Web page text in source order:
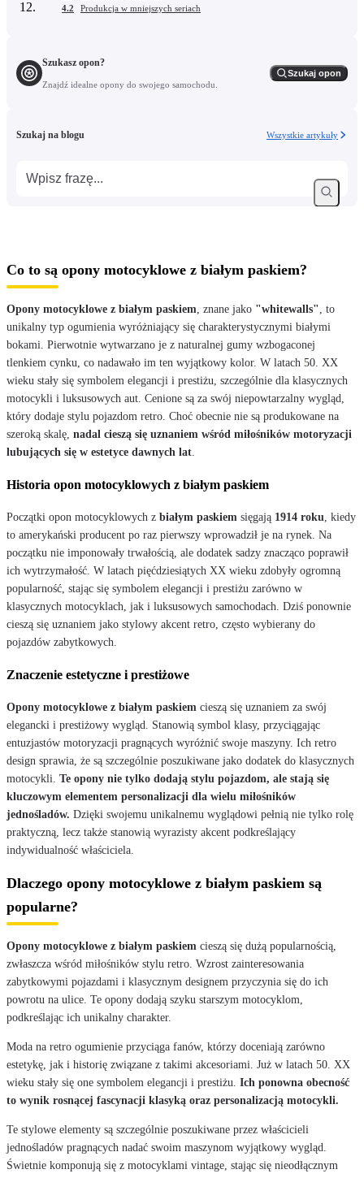
4.2
Produkcja w mniejszych seriach
Szukasz opon?
Znajdź idealne opony do swojego samochodu.
Szukaj opon
Szukaj na blogu Wszystkie artykuły
Co to są opony motocyklowe z białym paskiem?
Opony motocyklowe z białym paskiem , znane jako "whitewalls" , to
unikalny typ ogumienia wyróżniający się charakterystycznymi białymi
bokami. Pierwotnie wytwarzano je z naturalnej gumy wzbogaconej
tlenkiem cynku, co nadawało im ten wyjątkowy kolor. W latach 50. XX
wieku stały się symbolem elegancji i prestiżu, szczególnie dla klasycznych
motocykli i luksusowych aut. Cenione są za swój niepowtarzalny wygląd,
który dodaje stylu pojazdom retro. Choć obecnie nie są produkowane na
szeroką skalę, nadal cieszą się uznaniem wśród miłośników motoryzacji
lubujących się w estetyce dawnych lat
Historia opon motocyklowych z białym paskiem
Początki opon motocyklowych z białym paskiem sięgają 1914 roku , kiedy
to amerykański producent po raz pierwszy wprowadził je na rynek. Na
początku nie imponowały trwałością, ale dodatek sadzy znacząco poprawił
ich wytrzymałość. W latach pięćdziesiątych XX wieku zdobyły ogromną
popularność, stając się symbolem elegancji i prestiżu zarówno w
klasycznych motocyklach, jak i luksusowych samochodach. Dziś ponownie
cieszą się uznaniem jako stylowy akcent retro, często wybierany do
pojazdów zabytkowych.
Znaczenie estetyczne i prestiżowe
Opony motocyklowe z białym paskiem cieszą się uznaniem za swój
elegancki i prestiżowy wygląd. Stanowią symbol klasy, przyciągając
entuzjastów motoryzacji pragnących wyróżnić swoje maszyny. Ich retro
design sprawia, że są szczególnie poszukiwane jako dodatek do klasycznych
motocykli. Te opony nie tylko dodają stylu pojazdom, ale stają się
kluczowym elementem personalizacji dla wielu miłośników
jednośladów. Dzięki swojemu unikalnemu wyglądowi pełnią nie tylko rolę
praktyczną, lecz także stanowią wyrazisty akcent podkreślający
indywidualność właściciela.
Dlaczego opony motocyklowe z białym paskiem są
popularne?
Opony motocyklowe z białym paskiem cieszą się dużą popularnością,
zwłaszcza wśród miłośników stylu retro. Wzrost zainteresowania
zabytkowymi pojazdami i klasycznym designem przyczynia się do ich
powrotu na ulice. Te opony dodają szyku starszym motocyklom,
podkreślając ich unikalny charakter.
Moda na retro ogumienie przyciąga fanów, którzy doceniają zarówno
estetykę, jak i historię związane z takimi akcesoriami. Już w latach 50. XX
wieku stały się one symbolem elegancji i prestiżu. Ich ponowna obecność
to wynik rosnącej fascynacji klasyką oraz personalizacją motocykli.
Te stylowe elementy są szczególnie poszukiwane przez właścicieli
jednośladów pragnących nadać swoim maszynom wyjątkowy wygląd.
Świetnie komponują się z motocyklami vintage, stając się nieodłącznym